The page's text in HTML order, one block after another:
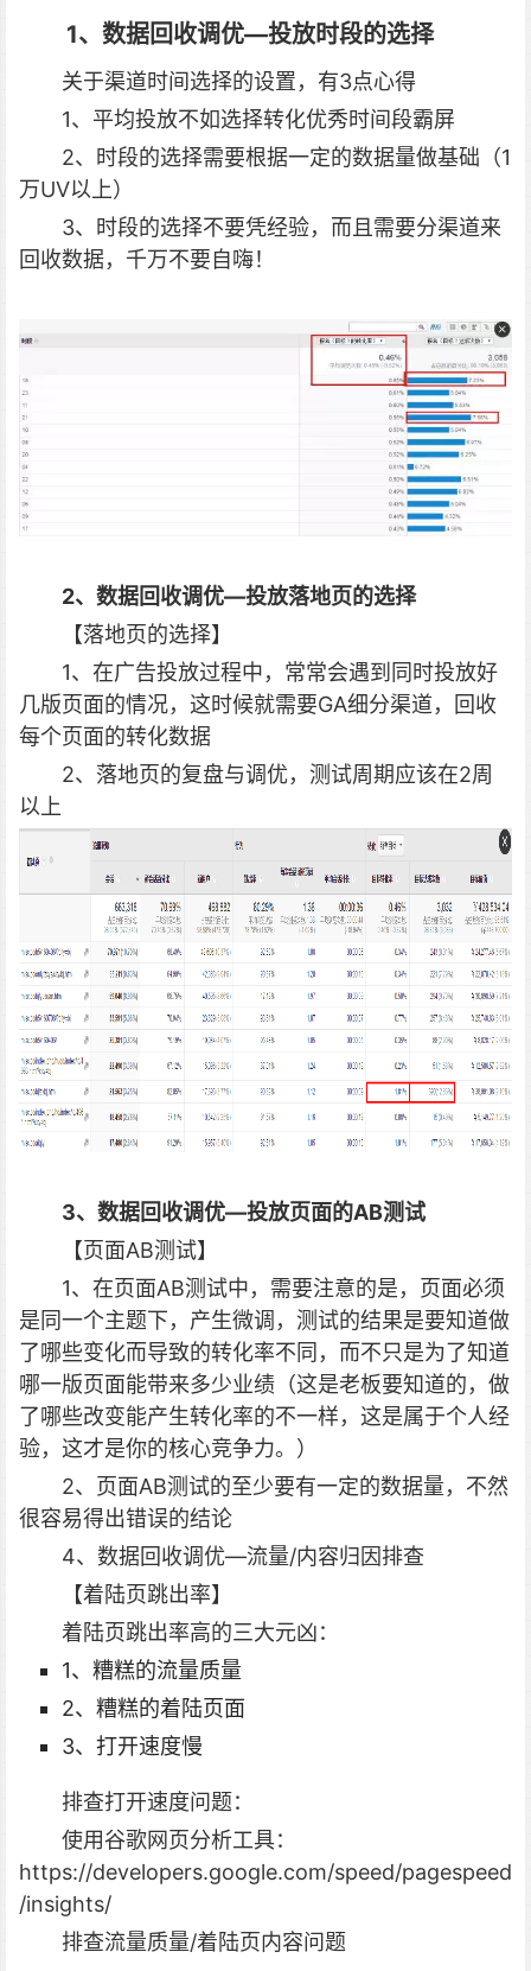
1、数据回收调优—投放时段的选择
关于渠道时间选择的设置，有3点心得
1、平均投放不如选择转化优秀时间段霸屏
2、时段的选择需要根据一定的数据量做基础（1
万UV以上）
3、时段的选择不要凭经验，而且需要分渠道来
回收数据，千万不要自嗨！
2、数据回收调优—投放落地页的选择
【落地页的选择】
1、在广告投放过程中，常常会遇到同时投放好
几版页面的情况，这时候就需要GA细分渠道，回收
每个页面的转化数据
2、落地页的复盘与调优，测试周期应该在2周
以上
3、数据回收调优—投放页面的AB测试
【页面AB测试】
1、在页面AB测试中，需要注意的是，页面必须
是同一个主题下，产生微调，测试的结果是要知道做
了哪些变化而导致的转化率不同，而不只是为了知道
哪一版页面能带来多少业绩（这是老板要知道的，做
了哪些改变能产生转化率的不一样，这是属于个人经
验，这才是你的核心竞争力。）
2、页面AB测试的至少要有一定的数据量，不然
很容易得出错误的结论
4、数据回收调优—流量/内容归因排查
【着陆页跳出率】
着陆页跳出率高的三大元凶：
1、糟糕的流量质量
2、糟糕的着陆页面
3、打开速度慢
排查打开速度问题：
使用谷歌网页分析工具：
https://developers.google.com/speed/pagespeed
/insights/
排查流量质量/着陆页内容问题